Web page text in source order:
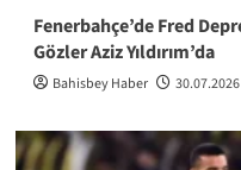
Fenerbahçe’de Fred
Gözler Aziz Yıldırım’da
Bahisbey Haber 30.07.2026